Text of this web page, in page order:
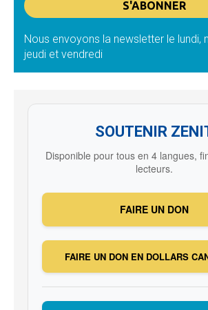
Nous envoyons la newsletter le lundi,
jeudi et vendredi
SOUTENIR
Disponible pour tous en 4 langues,
lecteurs.
FAIRE UN DON
FAIRE UN DON EN DOLLARS